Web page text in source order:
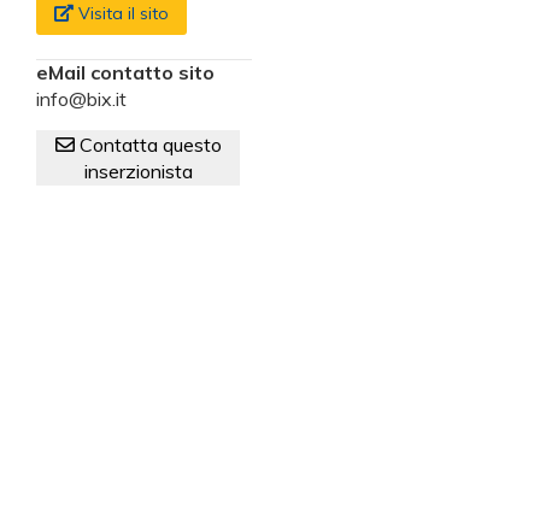
Visita il sito
eMail contatto sito
info@bix.it
Contatta questo
inserzionista